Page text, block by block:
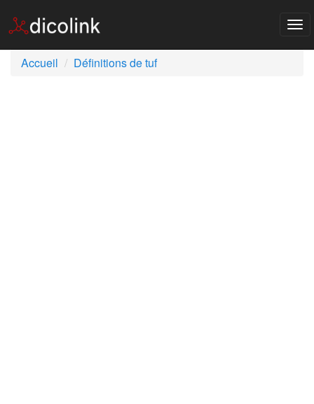
Accueil
Définitions de tuf